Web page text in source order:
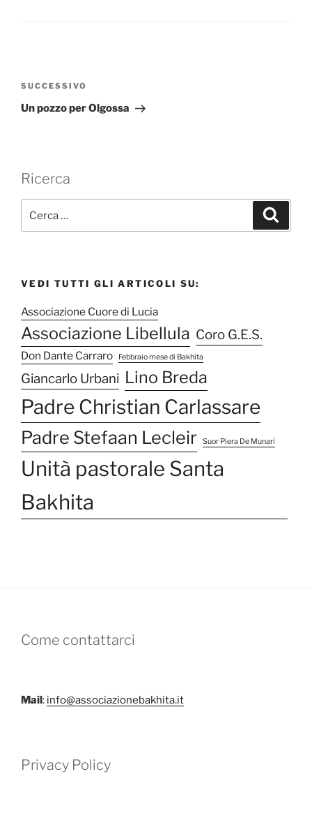
articoli
Articolo
successivo
SUCCESSIVO
Un pozzo per Olgossa
Ricerca
r
VEDI TUTTI GLI ARTICOLI SU:
Associazione Cuore di Lucia
Associazione Libellula Coro G.E.S.
Don Dante Carraro Febbraio mese di Bakhita
Giancarlo Urbani Lino Breda
Padre Christian Carlassare
Padre Stefaan Lecleir Suor Piera De Munari
Unità pastorale Santa
Bakhita
Come contattarci
Mail: info@associazionebakhita.it
Privacy Policy